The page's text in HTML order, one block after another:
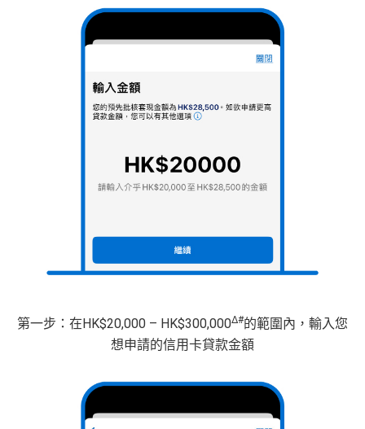
第一步：在HK$20,000 – HK$300,000Δ#的範圍內，輸入您
想申請的信用卡貸款金額